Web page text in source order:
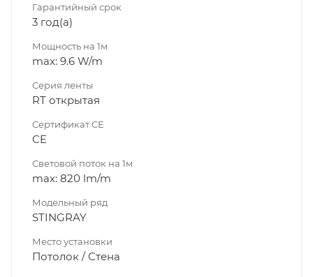
Гарантийный срок
3 год(а)
Мощность на 1м
max: 9.6 W/m
Серия ленты
RT открытая
Сертификат CE
CE
Световой поток на 1м
max: 820 lm/m
Модельный ряд
STINGRAY
Место установки
Потолок / Cтена